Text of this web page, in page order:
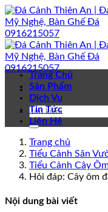
Bỏ
qua
nội
dung
Trang Chủ
Sản Phẩm
Dịch Vụ
Tin Tức
Liên Hệ
Trang chủ
Tiểu Cảnh Sân
Tiểu Cảnh Cây
Hỏi đáp: Cây ôm
Nội dung bài viết